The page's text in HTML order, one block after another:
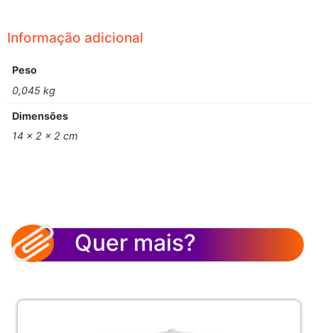
Informação adicional
Peso
0,045 kg
Dimensões
14 × 2 × 2 cm
Quer mais?